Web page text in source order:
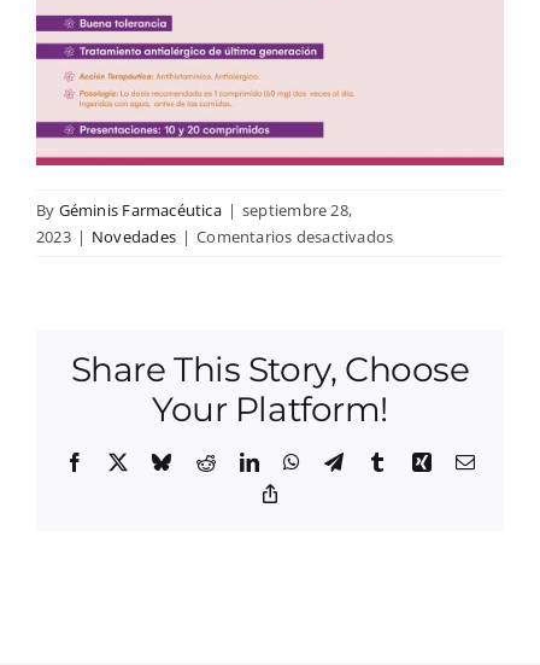
By Géminis Farmacéutica | septiembre 28,
2023 | Novedades | Comentarios desactivadosen
Share This Story, Choose
Your Platform!
Facebook BlueskyRedditLinkedInWhatsApp
TelegramTumblrXing Email